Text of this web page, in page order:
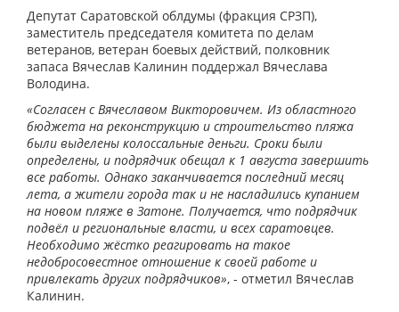
Депутат Саратовской облдумы (фракция СРЗП),
заместитель председателя комитета по делам
ветеранов, ветеран боевых действий, полковник
запаса Вячеслав Калинин поддержал Вячеслава
Володина.
«Согласен с Вячеславом Викторовичем. Из областного
бюджета на реконструкцию и строительство пляжа
были выделены колоссальные деньги. Сроки были
определены, и подрядчик обещал к 1 августа завершить
все работы. Однако заканчивается последний месяц
лета, а жители города так и не насладились купанием
на новом пляже в Затоне. Получается, что подрядчик
подвёл и региональные власти, и всех саратовцев.
Необходимо жёстко реагировать на такое
недобросовестное отношение к своей работе и
привлекать других подрядчиков», - отметил Вячеслав
Калинин.